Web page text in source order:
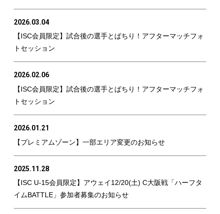
2026.03.04
【ISC会員限定】試合後の選手とぱちり！アフターマッチフォ
トセッション
2026.02.06
【ISC会員限定】試合後の選手とぱちり！アフターマッチフォ
トセッション
2026.01.21
【プレミアムゾーン】一部エリア変更のお知らせ
2025.11.28
【ISC U-15会員限定】アウェイ12/20(土) C大阪戦「ハーフタ
イムBATTLE」参加者募集のお知らせ